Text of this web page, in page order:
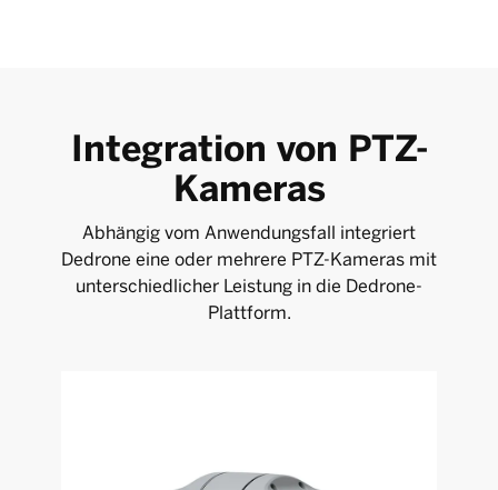
Integration von PTZ-
Kameras
Abhängig vom Anwendungsfall integriert
Dedrone eine oder mehrere PTZ-Kameras mit
unterschiedlicher Leistung in die Dedrone-
Plattform.